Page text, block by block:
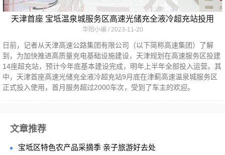
天津首座 宝坻温泉城服务区高速光储充全液冷超充站投用
华阳小编 2023-11-20
日前，记者从天津高速公路集团有限公司（以下简称高速集团）了解
到，为加快推进高质量充电基础设施建设，天津规划在高速服务区投建
14座超充站，预计今年底基本建设完成，明年上半年全部投入运营。其
中，天津首座高速光储充全液冷超充站9月底在津蓟高速温泉城服务区
正式投入使用，首月服务超过2000车次，受到了车主的欢迎。
文章推荐
宝坻区特色农产品采摘季 亲子旅游好去处